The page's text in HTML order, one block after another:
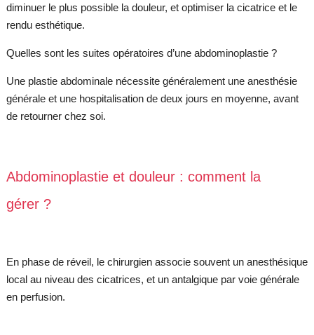
diminuer le plus possible la douleur, et optimiser la cicatrice et le
rendu esthétique.
Quelles sont les suites opératoires d’une abdominoplastie ?
Une plastie abdominale nécessite généralement une anesthésie
générale et une hospitalisation de deux jours en moyenne, avant
de retourner chez soi.
Abdominoplastie et douleur : comment la
gérer ?
En phase de réveil, le chirurgien associe souvent un anesthésique
local au niveau des cicatrices, et un antalgique par voie générale
en perfusion.